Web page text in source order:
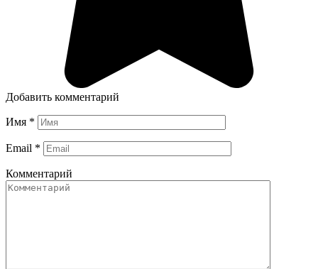
Добавить комментарий
Имя *
Email *
Комментарий